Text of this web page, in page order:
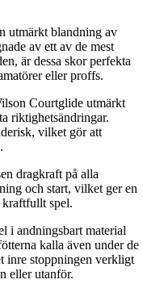
utmärkt blandning av
av ett av de mest
är dessa skor perfekta
eller proffs.
Courtglide utmärkt
riktighetsändringar.
vilket gör att
dragkraft på alla
och start, vilket ger en
spel.
i andningsbart material
kalla även under de
inre stoppningen verkligt
eller utanför.